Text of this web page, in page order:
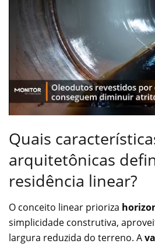
Quais
arquitetônicas
residência linear?
O conceito linear prioriza
simplicidade construtiva,
largura reduzida do terreno. A